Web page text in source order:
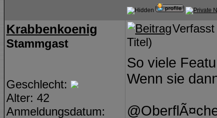
Krabbenkoenig
Stammgast
Geschlecht:
Alter: 42
Anmeldungsdatum:
Titel)
So viele
Wenn sie